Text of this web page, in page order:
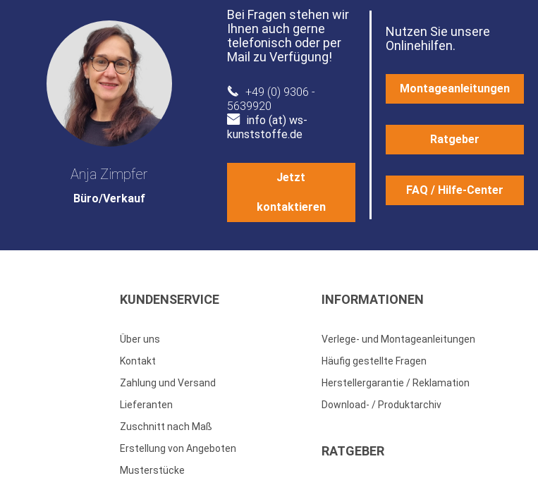
Anja Zimpfer
Büro/Verkauf
Bei Fragen stehen wir
Ihnen auch gerne
telefonisch oder per
Mail zu Verfügung!
+49 (0) 9306 -
5639920
info (at) ws-
kunststoffe.de
Jetzt
kontaktieren
Nutzen Sie unsere
Onlinehilfen.
Montageanleitungen
Ratgeber
FAQ / Hilfe-Center
KUNDENSERVICE
Über uns
Kontakt
Zahlung und Versand
Lieferanten
Zuschnitt nach Maß
Erstellung von Angeboten
Musterstücke
INFORMATIONEN
Verlege- und Montageanleitungen
Häufig gestellte Fragen
Herstellergarantie / Reklamation
Download- / Produktarchiv
RATGEBER